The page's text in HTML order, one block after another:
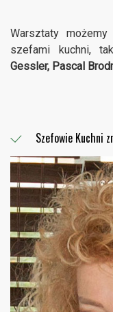
Warsztaty
szefami kuchni,
Gessler, Pascal
Szefowie Kuchni